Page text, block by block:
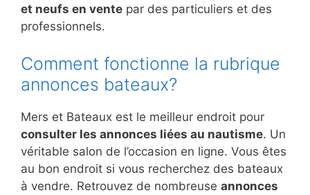
et neufs en vente par des particuliers et des
professionnels.
Comment fonctionne la rubrique
annonces bateaux?
Mers et Bateaux est le meilleur endroit pour
consulter les annonces liées au nautisme. Un
véritable salon de l’occasion en ligne. Vous êtes
au bon endroit si vous recherchez des bateaux
à vendre. Retrouvez de nombreuse annonces